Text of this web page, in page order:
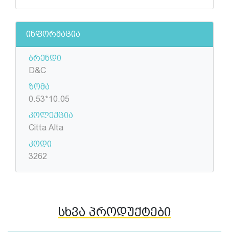
ინფორმაცია
ბრენდი
D&C
ზომა
0.53*10.05
კოლექცია
Citta Alta
კოდი
3262
სხვა პროდუქტები